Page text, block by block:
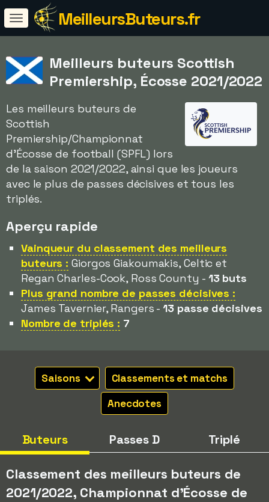
MeilleursButeurs.fr
Meilleurs buteurs Scottish
Premiership, Écosse 2021/2022
Les meilleurs buteurs de
Scottish
Premiership/Championnat
d'Écosse de football (SPFL) lors
de la saison 2021/2022, ainsi que les joueurs
avec le plus de passes décisives et tous les
triplés.
Aperçu rapide
Vainqueur du classement des meilleurs
buteurs : Giorgos Giakoumakis, Celtic et
Regan Charles-Cook, Ross County - 13 buts
Plus grand nombre de passes décisives :
James Tavernier, Rangers -13 passe décisives
Nombre de triplés : 7
Saisons
Classements et matchs
Anecdotes
Buteurs Passes D Triplé
Classement des meilleurs buteurs de
2021/2022, Championnat d'Écosse de